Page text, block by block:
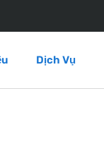
Dịch Vụ